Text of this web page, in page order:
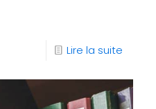
Lire la suite